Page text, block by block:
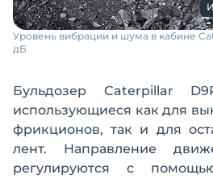
Уровень вибрации и шума в кабине
дБ
Бульдозер Caterpillar
использующиеся как для
фрикционов, так и для
лент. Направление
регулируются с